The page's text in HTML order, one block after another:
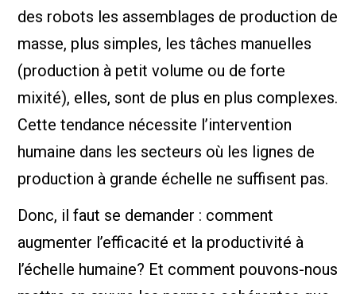
des robots les assemblages de production de
masse, plus simples, les tâches manuelles
(production à petit volume ou de forte
mixité), elles, sont de plus en plus complexes.
Cette tendance nécessite l’intervention
humaine dans les secteurs où les lignes de
production à grande échelle ne suffisent pas.
Donc, il faut se demander : comment
augmenter l’efficacité et la productivité à
l’échelle humaine? Et comment pouvons-nous